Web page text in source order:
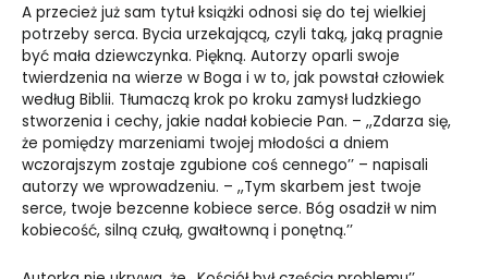
A przecież już sam tytuł książki odnosi się do tej wielkiej
potrzeby serca. Bycia urzekającą, czyli taką, jaką pragnie
być mała dziewczynka. Piękną. Autorzy oparli swoje
twierdzenia na wierze w Boga i w to, jak powstał człowiek
według Biblii. Tłumaczą krok po kroku zamysł ludzkiego
stworzenia i cechy, jakie nadał kobiecie Pan. – ,,Zdarza się,
że pomiędzy marzeniami twojej młodości a dniem
wczorajszym zostaje zgubione coś cennego’’ – napisali
autorzy we wprowadzeniu. – ,,Tym skarbem jest twoje
serce, twoje bezcenne kobiece serce. Bóg osadził w nim
kobiecość, silną czułą, gwałtowną i ponętną.’’